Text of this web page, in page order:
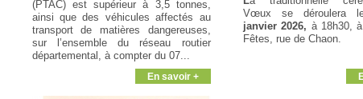
(PTAC) est supérieur à 3,5 tonnes,
ainsi que des véhicules affectés au
transport de matières dangereuses,
sur l’ensemble du réseau routier
départemental, à compter du 07...
En savoir +
Vœux se déroulera
janvier 2026, à 18h30,
Fêtes, rue de Chaon.